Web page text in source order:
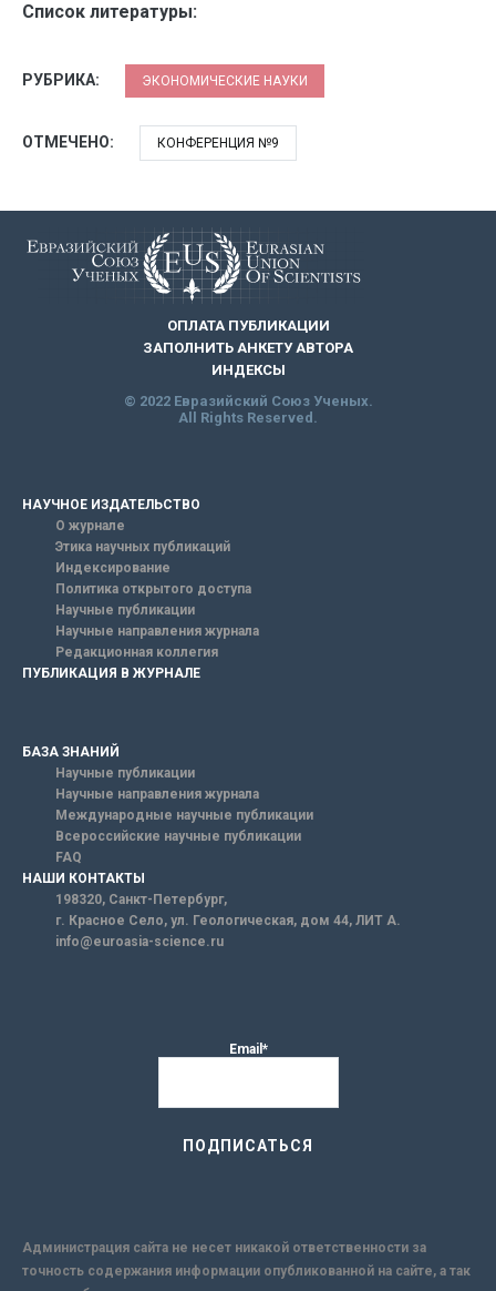
Список литературы:
РУБРИКА: ЭКОНОМИЧЕСКИЕ НАУКИ
ОТМЕЧЕНО: КОНФЕРЕНЦИЯ №9
ОПЛАТА ПУБЛИКАЦИИ
ЗАПОЛНИТЬ АНКЕТУ АВТОРА
ИНДЕКСЫ
© 2022 Евразийский Союз Ученых.
All Rights Reserved.
НАУЧНОЕ ИЗДАТЕЛЬСТВО
О журнале
Этика научных публикаций
Индексирование
Политика открытого доступа
Научные публикации
Научные направления журнала
Редакционная коллегия
ПУБЛИКАЦИЯ В ЖУРНАЛЕ
БАЗА ЗНАНИЙ
Научные публикации
Научные направления журнала
Международные научные публикации
Всероссийские научные публикации
FAQ
НАШИ КОНТАКТЫ
198320, Санкт-Петербург,
г. Красное Село, ул. Геологическая, дом 44, ЛИТ А.
info@euroasia-science.ru
Email*
Администрация сайта не несет никакой ответственности за
точность содержания информации опубликованной на сайте, а так